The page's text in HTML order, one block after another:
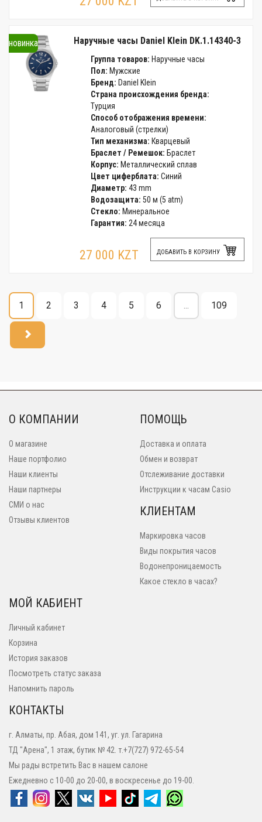
новинка Наручные часы Daniel Klein DK.1.14340-3
Группа товаров: Наручные часы
Пол: Мужские
Бренд: Daniel Klein
Страна происхождения бренда:
Турция
Способ отображения времени:
Аналоговый (стрелки)
Тип механизма: Кварцевый
Браслет / Ремешок: Браслет
Корпус: Металлический сплав
Цвет циферблата: Синий
Диаметр: 43 mm
Водозащита: 50 м (5 atm)
Стекло: Минеральное
Гарантия: 24 месяца
27 000 KZT ДОБАВИТЬ В КОРЗИНУ
1 2 3 4 5 6 ... 109
О КОМПАНИИ
О магазине
Наше портфолио
Наши клиенты
Наши партнеры
СМИ о нас
Отзывы клиентов
ПОМОЩЬ
Доставка и оплата
Обмен и возврат
Отслеживание доставки
Инструкции к часам Casio
КЛИЕНТАМ
Маркировка часов
Виды покрытия часов
Водонепроницаемость
Какое стекло в часах?
МОЙ КАБИЕНТ
Личный кабинет
Корзина
История заказов
Посмотреть статус заказа
Напомнить пароль
КОНТАКТЫ
г. Алматы, пр. Абая, дом 141, уг. ул. Гагарина
ТД "Арена", 1 этаж, бутик № 42. т.+7(727) 972-65-54
Мы рады встретить Вас в нашем салоне
Ежедневно с 10-00 до 20-00, в воскресенье до 19-00.